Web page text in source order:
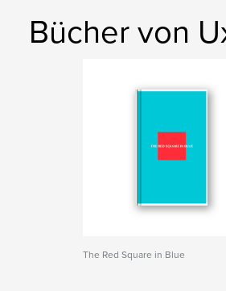
Bücher von
The Red Square in Blue